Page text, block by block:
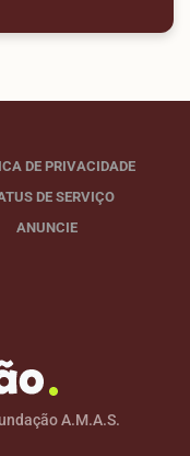
DE PRIVACIDADE
DE SERVIÇO
ANUNCIE
A.M.A.S.